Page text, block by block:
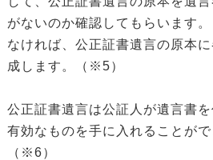
がないのか確認してもらいます
なければ、公正証書遺言の原本
成します。（※5）
公正証書遺言は公証人が遺言書
有効なものを手に入れることがで
（※6）